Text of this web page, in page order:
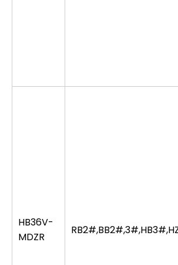
HB36V-
MDZR